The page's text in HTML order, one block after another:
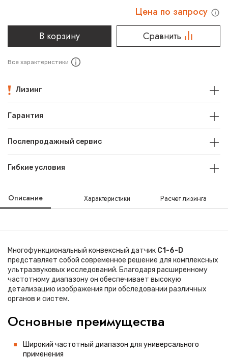
Цена по запросу
В корзину
Сравнить
Все характеристики
Лизинг
Гарантия
Послепродажный сервис
Гибкие условия
Описание Характеристики Расчет лизинга
Многофункциональный конвексный датчик C1-6-D
представляет собой современное решение для комплексных
ультразвуковых исследований. Благодаря расширенному
частотному диапазону он обеспечивает высокую
детализацию изображения при обследовании различных
органов и систем.
Основные преимущества
Широкий частотный диапазон для универсального
применения